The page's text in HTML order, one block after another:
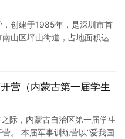
创建于1985年，是深圳市首
山区坪山街道，占地面积达
营（内蒙古第一届学生
际，内蒙古自治区第一届学生
。 本届军事训练营以“爱我国